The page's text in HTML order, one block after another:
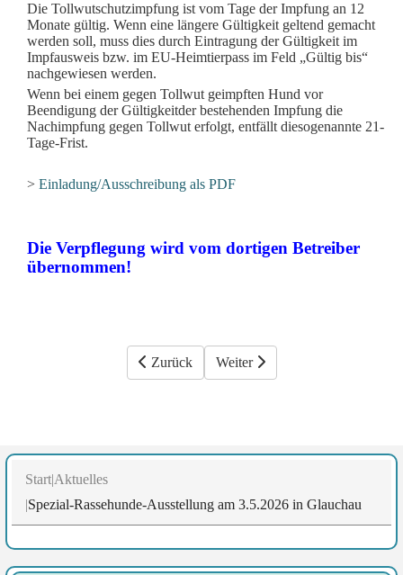
Die Tollwutschutzimpfung ist vom Tage der Impfung an 12
Monate gültig. Wenn eine längere Gültigkeit geltend gemacht
werden soll, muss dies durch Eintragung der Gültigkeit im
Impfausweis bzw. im EU-Heimtierpass im Feld „Gültig bis“
nachgewiesen werden.
Wenn bei einem gegen Tollwut geimpften Hund vor
Beendigung der Gültigkeitder bestehenden Impfung die
Nachimpfung gegen Tollwut erfolgt, entfällt diesogenannte 21-
Tage-Frist.
> Einladung/Ausschreibung als PDF
Die Verpflegung wird vom dortigen Betreiber
übernommen!
Vorheriger Beitrag: 20 cm Neuschnee in
Zurück Nächster Beitrag: Stella ist
Weiter
Start Aktuelles
Spezial-Rassehunde-Ausstellung am 3.5.2026 in Glauchau